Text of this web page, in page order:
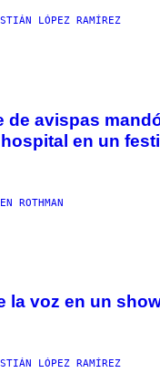
LÓPEZ RAMÍREZ
de avispas
en un
ROTHMAN
la voz en un
LÓPEZ RAMÍREZ